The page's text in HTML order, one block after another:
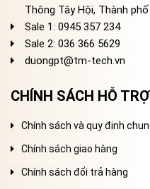
Thông Tây Hội, Thành
Sale 1: 0945 357 234
Sale 2: 036 366 5629
duongpt@tm-tech.vn
CHÍNH SÁCH HỖ TRỢ
Chính sách và quy định
Chính sách giao hàng
Chính sách đổi trả hàng